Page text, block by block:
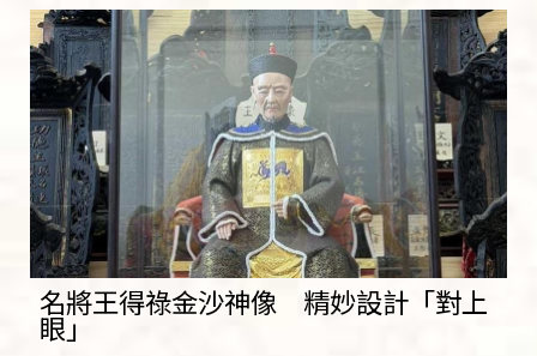
名將王得祿金沙神像 精妙設計「對上
眼」